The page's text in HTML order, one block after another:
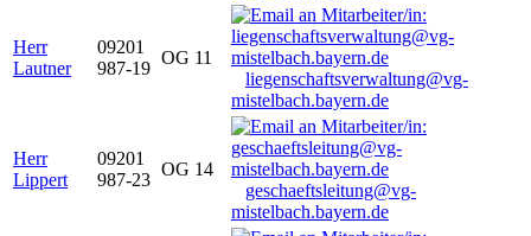
Herr
Lautner
09201
987-19
OG 11
liegenschaftsverwaltung@vg-
mistelbach.bayern.de
Herr
Lippert
09201
987-23
OG 14
geschaeftsleitung@vg-
mistelbach.bayern.de